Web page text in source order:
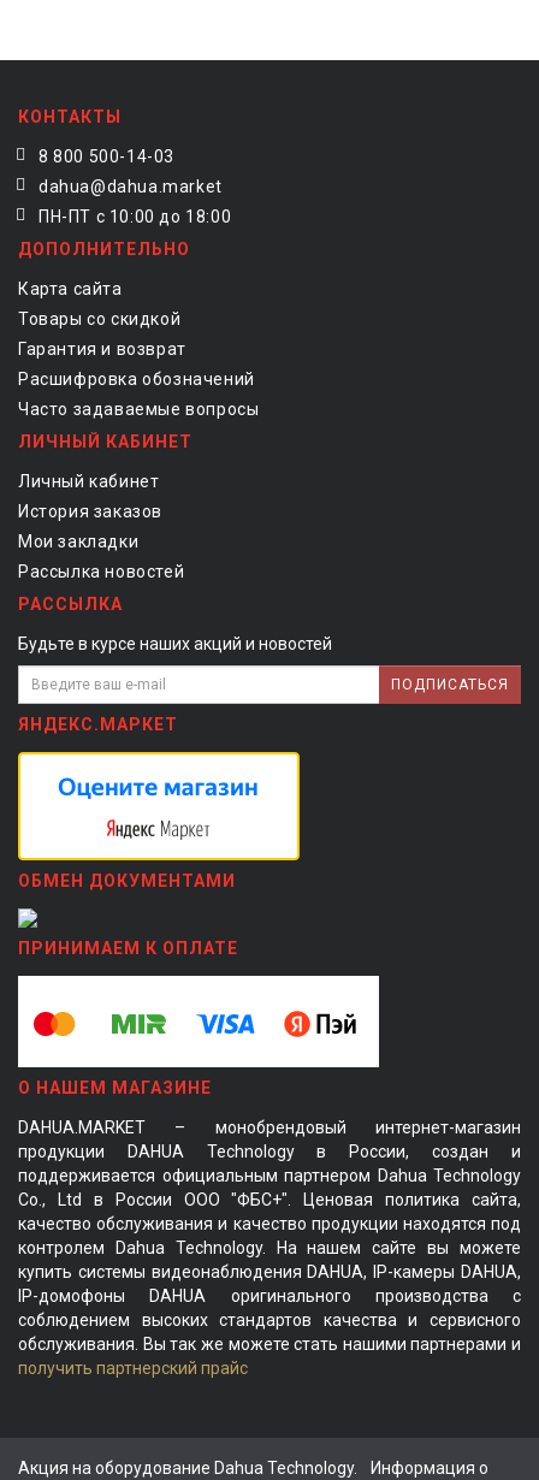
КОНТАКТЫ
8 800 500-14-03
dahua@dahua.market
ПН-ПТ с 10:00 до 18:00
ДОПОЛНИТЕЛЬНО
Карта сайта
Товары со скидкой
Гарантия и возврат
Расшифровка обозначений
Часто задаваемые вопросы
ЛИЧНЫЙ КАБИНЕТ
Личный кабинет
История заказов
Мои закладки
Рассылка новостей
РАССЫЛКА
Будьте в курсе наших акций и новостей
ПОДПИСАТЬСЯ
ЯНДЕКС.МАРКЕТ
ОБМЕН ДОКУМЕНТАМИ
ПРИНИМАЕМ К ОПЛАТЕ
О НАШЕМ МАГАЗИНЕ
DAHUA.MARKET – монобрендовый интернет-магазин
продукции DAHUA Technology в России, создан и
поддерживается официальным партнером Dahua Technology
Co., Ltd в России ООО "ФБС+". Ценовая политика сайта,
качество обслуживания и качество продукции находятся под
контролем Dahua Technology. На нашем сайте вы можете
купить системы видеонаблюдения DAHUA, IP-камеры DAHUA,
IP-домофоны DAHUA оригинального производства с
соблюдением высоких стандартов качества и сервисного
обслуживания. Вы так же можете стать нашими партнерами и
получить партнерский прайс
Акция на оборудование Dahua Technology. Информация о